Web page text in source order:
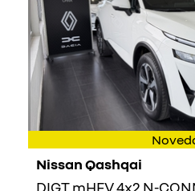
Nissan Qashqai